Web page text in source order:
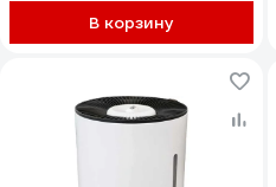
В корзину